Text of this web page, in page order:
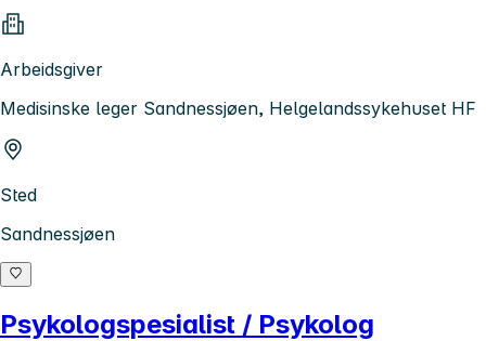
Arbeidsgiver
Medisinske leger Sandnessjøen, Helgelandssykehuset HF
Sted
Sandnessjøen
Psykologspesialist / Psykolog